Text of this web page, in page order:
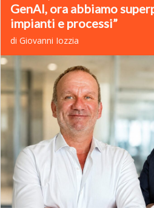
GenAI, ora abbiamo
impianti e processi”
di Giovanni Iozzia